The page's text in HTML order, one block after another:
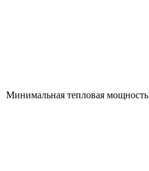
Минимальная тепловая мощность